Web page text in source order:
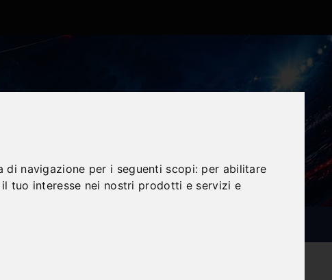
navigazione per i seguenti scopi: per abilitare
il tuo interesse nei nostri prodotti e servizi e